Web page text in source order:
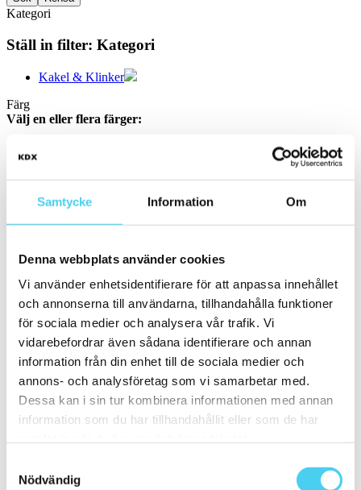
Samtycke Information Om
Denna webbplats använder cookies
Vi använder enhetsidentifierare för att anpassa innehållet
och annonserna till användarna, tillhandahålla funktioner
för sociala medier och analysera vår trafik. Vi
vidarebefordrar även sådana identifierare och annan
information från din enhet till de sociala medier och
annons- och analysföretag som vi samarbetar med.
Dessa kan i sin tur kombinera informationen med annan
information som du har tillhandahållit eller som de har
Nödvändig
Kategori
Ställ in filter: Kategori
Kakel & Klinker
Färg
Välj en eller flera färger:
Beigea(1)
Välj en eller flera former:
Kvadratisk
Yta
Välj önskad yta:
Matt
Pris
400 till 600 kr
600 till 800 kr